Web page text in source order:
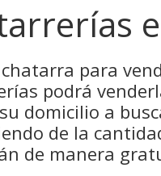
para
podrá
domicilio a
de la
de manera